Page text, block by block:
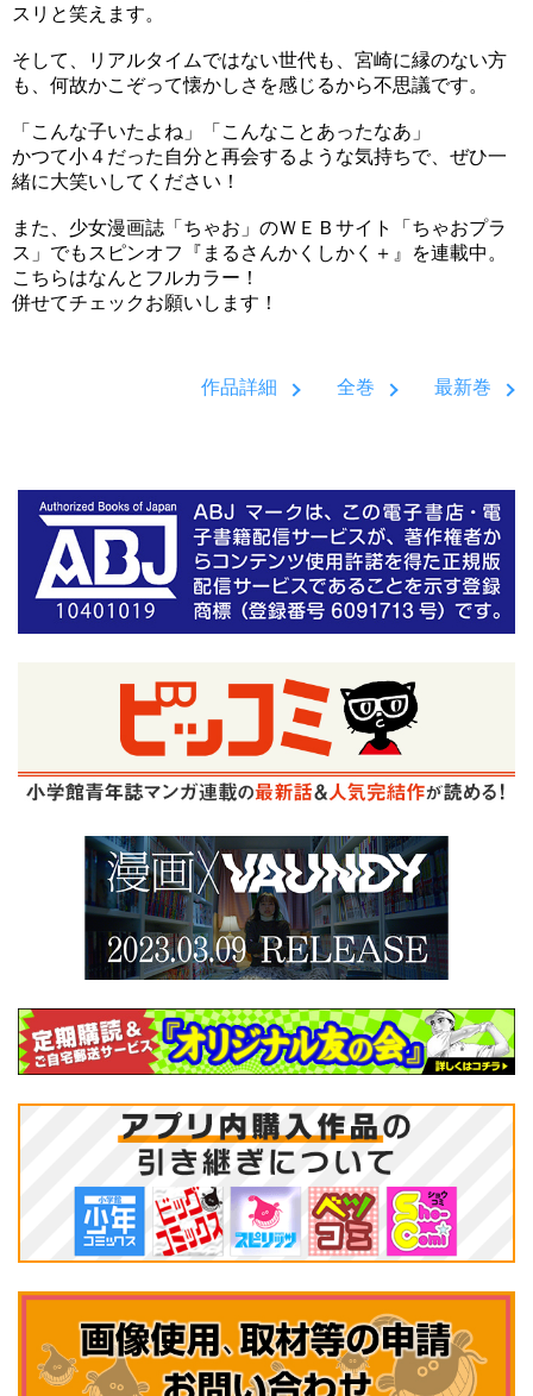
スリと笑えます。
そして、リアルタイムではない世代も、宮崎に縁のない方
も、何故かこぞって懐かしさを感じるから不思議です。
「こんな子いたよね」「こんなことあったなあ」
かつて小４だった自分と再会するような気持ちで、ぜひ一
緒に大笑いしてください！
また、少女漫画誌「ちゃお」のＷＥＢサイト「ちゃおプラ
ス」でもスピンオフ『まるさんかくしかく＋』を連載中。
こちらはなんとフルカラー！
併せてチェックお願いします！
作品詳細 全巻 最新巻